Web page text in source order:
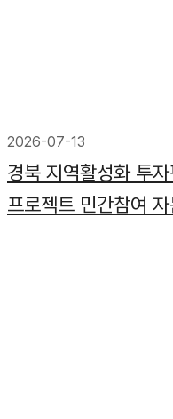
2026-07-13
경북 지역활성화 투
프로젝트 민간참여